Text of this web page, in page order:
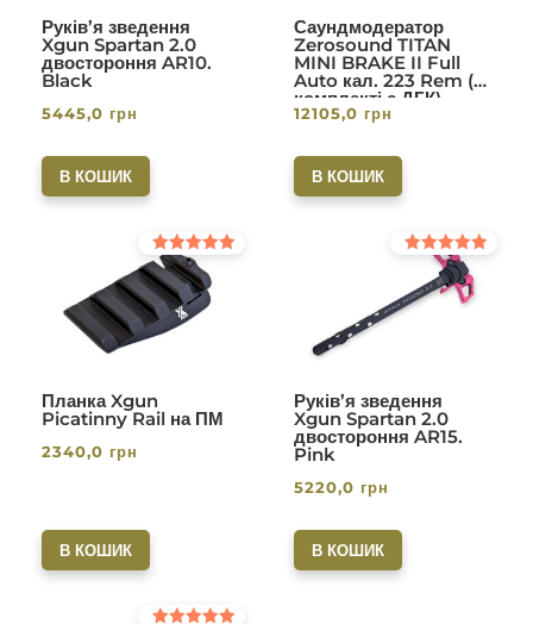
Руків’я зведення
Xgun Spartan 2.0
двостороння AR10.
Black
5445,0 грн
В КОШИК
Саундмодератор
Zerosound TITAN
MINI BRAKE II Full
Auto кал. 223 Rem (в
комплекті с ДГК)
різьба 1/2-28. Вlack
12105,0 грн
В КОШИК
Планка Xgun
Picatinny Rail на ПМ
Оцінено в
5.00
з 5
2340,0 грн
В КОШИК
Руків’я зведення
Xgun Spartan 2.0
двостороння AR15.
Pink
Оцінено в
з 5
5220,0 грн
В КОШИК